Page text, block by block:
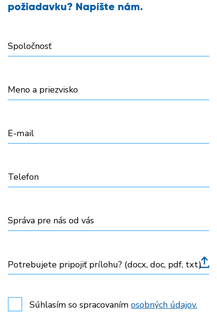
požiadavku? Napíšte nám.
Spoločnosť
Meno a priezvisko
E-mail
Telefon
Správa pre nás od vás
Potrebujete pripojiť prílohu? (docx, doc, pdf, txt)
Súhlasím so spracovaním osobných údajov.